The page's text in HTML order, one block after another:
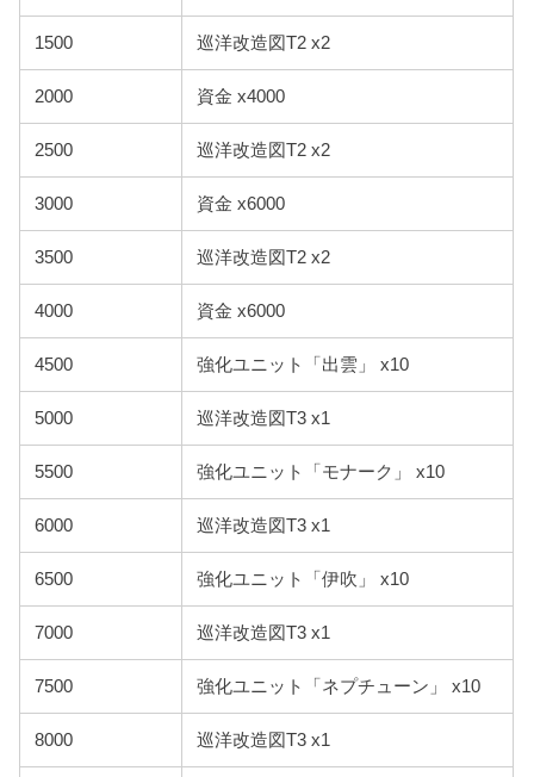
1500 巡洋改造図T2 x2
2000 資金 x4000
2500 巡洋改造図T2 x2
3000 資金 x6000
3500 巡洋改造図T2 x2
4000 資金 x6000
4500 強化ユニット「出雲」 x10
5000 巡洋改造図T3 x1
5500 強化ユニット「モナーク」 x10
6000 巡洋改造図T3 x1
6500 強化ユニット「伊吹」 x10
7000 巡洋改造図T3 x1
7500 強化ユニット「ネプチューン」 x10
8000 巡洋改造図T3 x1